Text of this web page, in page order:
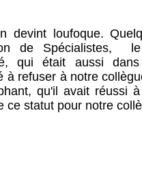
devint loufoque.
de Spécialistes,
, qui était aussi dans
à refuser à notre
qu'il avait réussi
ce statut pour notre